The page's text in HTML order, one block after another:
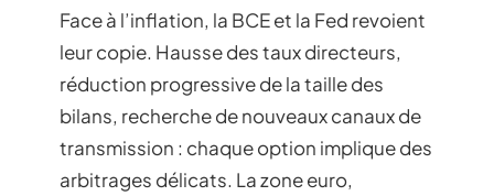
Face à l’inflation, la BCE et la Fed revoient
leur copie. Hausse des taux directeurs,
réduction progressive de la taille des
bilans, recherche de nouveaux canaux de
transmission : chaque option implique des
arbitrages délicats. La zone euro,